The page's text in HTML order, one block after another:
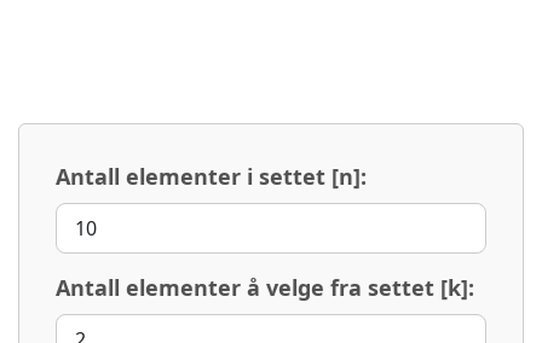
Antall elementer i settet [n]:
Antall elementer å velge fra settet [k]: